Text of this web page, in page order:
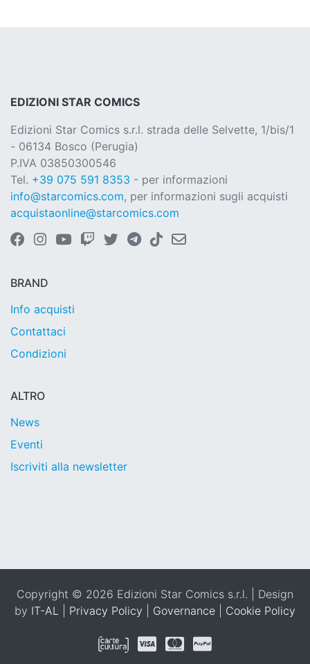
EDIZIONI STAR COMICS
Edizioni Star Comics s.r.l. strada delle Selvette, 1/bis/1
- 06134 Bosco (Perugia)
P.IVA 03850300546
Tel. +39 075 591 8353 - per informazioni
info@starcomics.com, per informazioni sugli acquisti
acquistaonline@starcomics.com
BRAND
Info acquisti
Contattaci
Condizioni
ALTRO
News
Eventi
Iscriviti alla newsletter
Copyright © 2026 Edizioni Star Comics s.r.l. | Design
by IT-AL Privacy Policy Governance Cookie Policy